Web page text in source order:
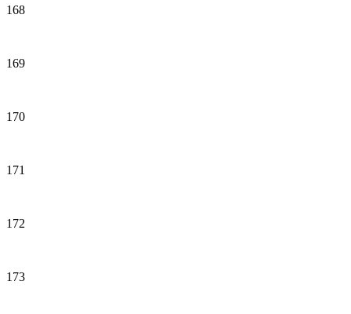
168
169
170
171
172
173